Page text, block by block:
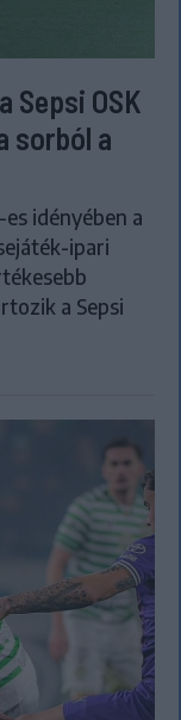
Sepsi OSK
sorból a
idényében a
ipari
a Sepsi